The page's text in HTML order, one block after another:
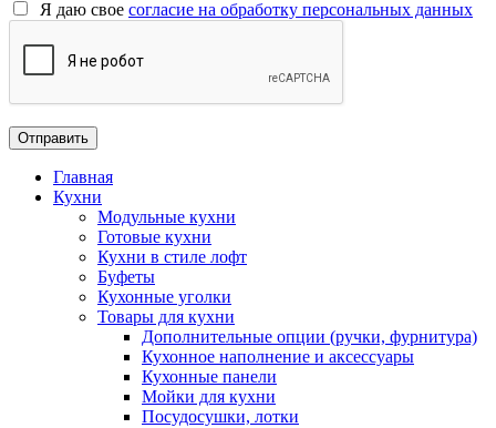
Я даю свое согласие на обработку персональных данных
Главная
Кухни
Модульные кухни
Готовые кухни
Кухни в стиле лофт
Буфеты
Кухонные уголки
Товары для кухни
Дополнительные опции (ручки, фурнитура)
Кухонное наполнение и аксессуары
Кухонные панели
Мойки для кухни
Посудосушки, лотки